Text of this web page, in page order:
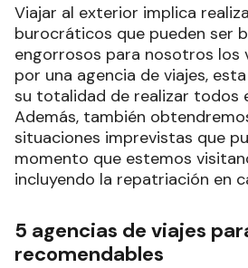
Viajar al exterior implica
burocráticos que pueden ser
engorrosos para nosotros los
por una agencia de viajes,
su totalidad de realizar todos
Además, también
situaciones imprevistas que
momento que estemos
incluyendo la repatriación en
5 agencias de viajes
recomendables